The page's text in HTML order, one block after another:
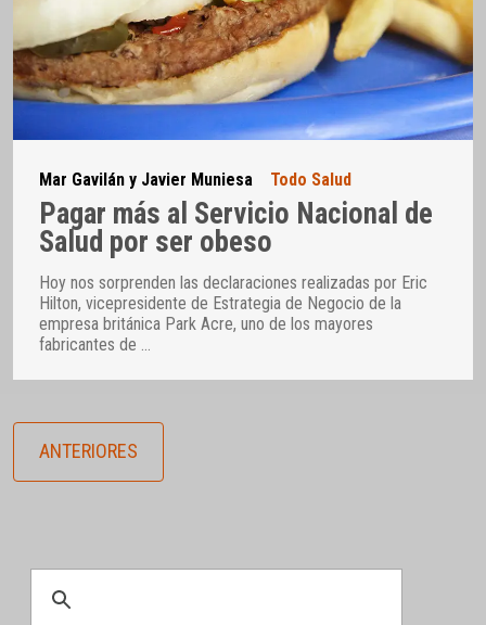
Mar Gavilán y Javier Muniesa Todo Salud
Pagar más al Servicio Nacional de
Salud por ser obeso
Hoy nos sorprenden las declaraciones realizadas por Eric
Hilton, vicepresidente de Estrategia de Negocio de la
empresa británica Park Acre, uno de los mayores
fabricantes de
ANTERIORES